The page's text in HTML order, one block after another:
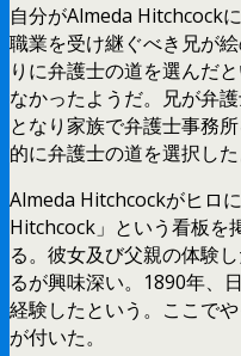
自分がAlmeda Hitchcock
職業を受け継ぐべき兄が
りに弁護士の道を選んだ
なかったようだ。兄が弁
となり家族で弁護士事務
的に弁護士の道を選択した
Almeda Hitchcockがヒロ
Hitchcock」という看板を
る。彼女及び父親の体験
るが興味深い。1890年、
経験したという。ここで
が付いた。